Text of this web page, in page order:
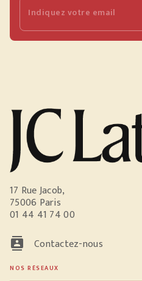
Indiquez votre email
17 Rue Jacob,
75006 Paris
01 44 41 74 00
contacts Contactez-nous
NOS RÉSEAUX